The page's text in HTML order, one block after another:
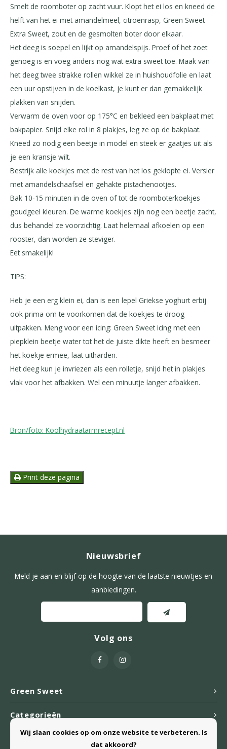
Smelt de roomboter op zacht vuur. Klopt het ei los en kneed de
helft van het ei met amandelmeel, citroenrasp, Green Sweet
Extra Sweet, zout en de gesmolten boter door elkaar.
Het deeg is soepel en lijkt op amandelspijs. Proef of het zoet
genoeg is en voeg anders nog wat extra sweet toe. Maak van
het deeg twee strakke rollen wikkel ze in huishoudfolie en laat
een uur opstijven in de koelkast, je kunt er dan gemakkelijk
plakken van snijden.
Verwarm de oven voor op 175°C en bekleed een bakplaat met
bakpapier. Snijd elke rol in 8 plakjes, leg ze op de bakplaat.
Kneed zo nodig een beetje in model en steek er gaatjes uit als
je een kransje wilt.
Bestrijk alle koekjes met de rest van het los geklopte ei. Versier
met amandelschaafsel en gehakte pistachenootjes.
Bak 10-15 minuten in de oven of tot de roomboterkoekjes
goudgeel kleuren. De warme koekjes zijn nog een beetje zacht,
dus behandel ze voorzichtig. Laat helemaal afkoelen op een
rooster, dan worden ze steviger.
Eet smakelijk!
TIPS:
Heb je een erg klein ei, dan is een lepel Griekse yoghurt erbij
ook prima om te voorkomen dat de koekjes te droog
uitpakken. Meng voor een icing: Green Sweet icing met een
piepklein beetje water tot het de juiste dikte heeft en besmeer
het koekje ermee, laat uitharden.
Het deeg kun je invriezen als een rolletje, snijd het in plakjes
vlak voor het afbakken. Wel een minuutje langer afbakken.
Bron/foto: Koolhydraatarmrecept.nl
Print deze pagina
Green Sweet
Nieuwsbrief
Meld je aan en blijf op de hoogte van de laatste nieuwtjes en
aanbiedingen.
Volg ons
Categorieën
Webshop
Wij slaan cookies op om onze website te verbeteren. Is
dat akkoord?